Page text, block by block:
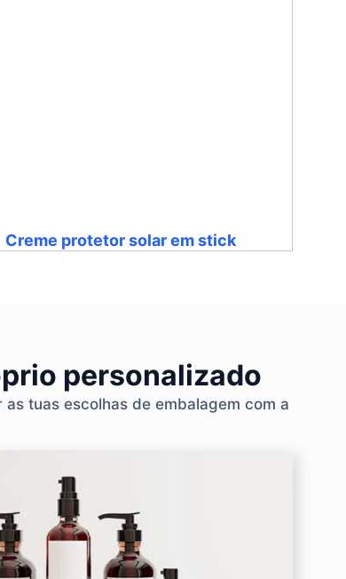
Creme protetor solar em stick
personalizado
tuas escolhas de embalagem com a